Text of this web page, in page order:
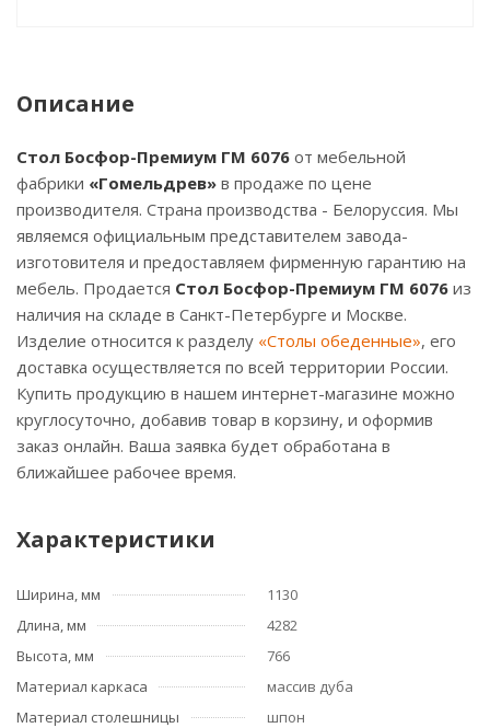
Описание
Стол Босфор-Премиум ГМ 6076 от мебельной
фабрики «Гомельдрев» в продаже по цене
производителя. Страна производства - Белоруссия. Мы
являемся официальным представителем завода-
изготовителя и предоставляем фирменную гарантию на
мебель. Продается Стол Босфор-Премиум ГМ 6076 из
наличия на складе в Санкт-Петербурге и Москве.
Изделие относится к разделу «Столы обеденные», его
доставка осуществляется по всей территории России.
Купить продукцию в нашем интернет-магазине можно
круглосуточно, добавив товар в корзину, и оформив
заказ онлайн. Ваша заявка будет обработана в
ближайшее рабочее время.
Характеристики
Ширина, мм
1130
Длина, мм
4282
Высота, мм
766
Материал каркаса
массив дуба
Материал столешницы
шпон